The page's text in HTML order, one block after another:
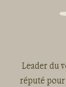
Leader du
réputé